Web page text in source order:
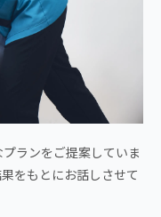
ランをご提案していま
をもとにお話しさせて